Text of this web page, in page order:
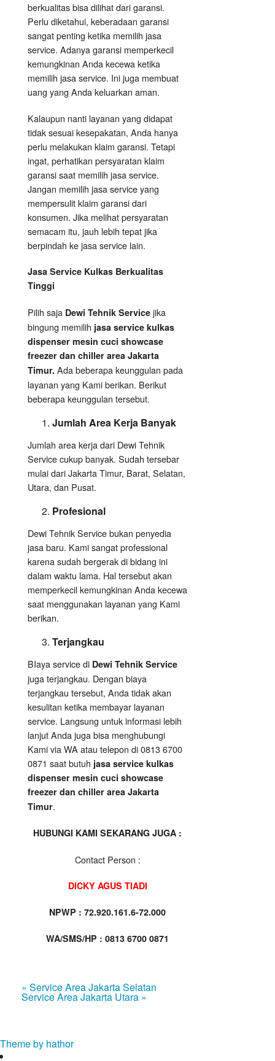
berkualitas bisa dilihat dari garansi.
Perlu diketahui, keberadaan garansi
sangat penting ketika memilih jasa
service. Adanya garansi memperkecil
kemungkinan Anda kecewa ketika
memilih jasa service. Ini juga membuat
uang yang Anda keluarkan aman.
Kalaupun nanti layanan yang didapat
tidak sesuai kesepakatan, Anda hanya
perlu melakukan klaim garansi. Tetapi
ingat, perhatikan persyaratan klaim
garansi saat memilih jasa service.
Jangan memilih jasa service yang
mempersulit klaim garansi dari
konsumen. Jika melihat persyaratan
semacam itu, jauh lebih tepat jika
berpindah ke jasa service lain.
Jasa Service Kulkas Berkualitas
Tinggi
Pilih saja Dewi Tehnik Service jika
bingung memilih jasa service kulkas
dispenser mesin cuci showcase
freezer dan chiller area Jakarta
Timur. Ada beberapa keunggulan pada
layanan yang Kami berikan. Berikut
beberapa keunggulan tersebut.
Jumlah Area Kerja Banyak
Jumlah area kerja dari Dewi Tehnik
Service cukup banyak. Sudah tersebar
mulai dari Jakarta Timur, Barat, Selatan,
Utara, dan Pusat.
Profesional
Dewi Tehnik Service bukan penyedia
jasa baru. Kami sangat professional
karena sudah bergerak di bidang ini
dalam waktu lama. Hal tersebut akan
memperkecil kemungkinan Anda kecewa
saat menggunakan layanan yang Kami
berikan.
Terjangkau
BIaya service di Dewi Tehnik Service
juga terjangkau. Dengan biaya
terjangkau tersebut, Anda tidak akan
kesulitan ketika membayar layanan
service. Langsung untuk informasi lebih
lanjut Anda juga bisa menghubungi
Kami via WA atau telepon di 0813 6700
0871 saat butuh jasa service kulkas
dispenser mesin cuci showcase
freezer dan chiller area Jakarta
Timur.
HUBUNGI KAMI SEKARANG JUGA :
Contact Person :
DICKY AGUS TIADI
NPWP : 72.920.161.6-72.000
WA/SMS/HP : 0813 6700 0871
« Service Area Jakarta Selatan
Service Area Jakarta Utara »
Theme by hathor